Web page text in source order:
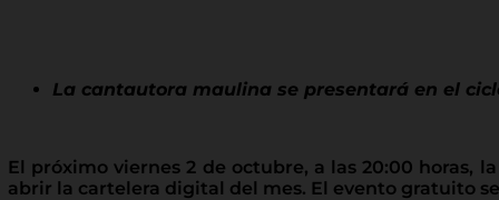
La cantautora maulina se presentará en el
El próximo viernes 2 de octubre, a las 20:00 horas,
abrir la cartelera digital del mes. El evento gratuito